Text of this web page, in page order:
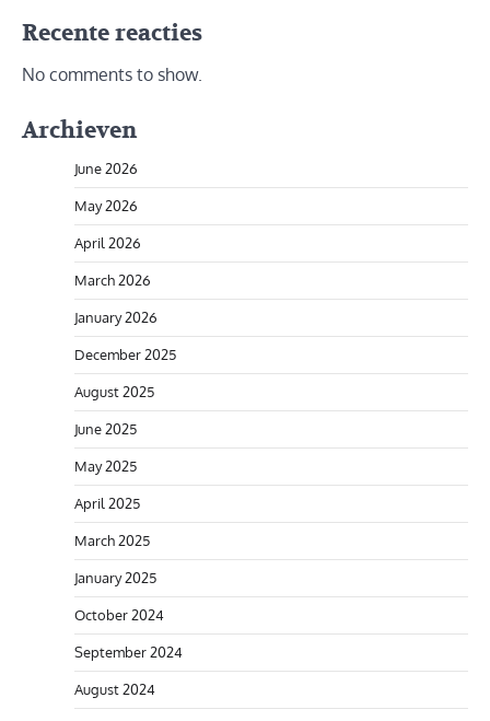
Recente reacties
No comments to show.
Archieven
June 2026
May 2026
April 2026
March 2026
January 2026
December 2025
August 2025
June 2025
May 2025
April 2025
March 2025
January 2025
October 2024
September 2024
August 2024